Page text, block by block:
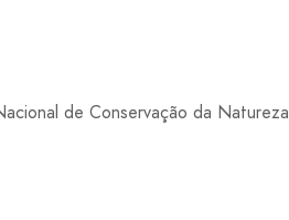
de Conservação da Natureza